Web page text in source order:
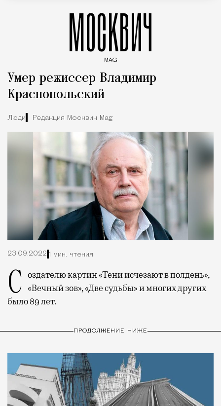
МОСКВИЧ
MAG
Умер режиссер Владимир
Краснопольский
Люди Редакция Москвич Mag
23.09.2022 1 мин. чтения
Создателю картин «Тени исчезают в полдень», «Вечный зов», «Две судьбы» и многих других
было 89 лет.
ПРОДОЛЖЕНИЕ НИЖЕ